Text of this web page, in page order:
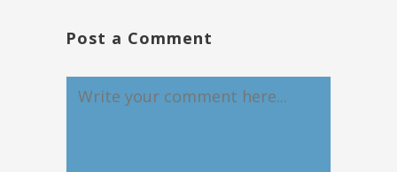
Post a Comment